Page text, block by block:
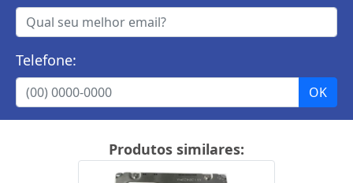
Telefone:
Produtos similares: